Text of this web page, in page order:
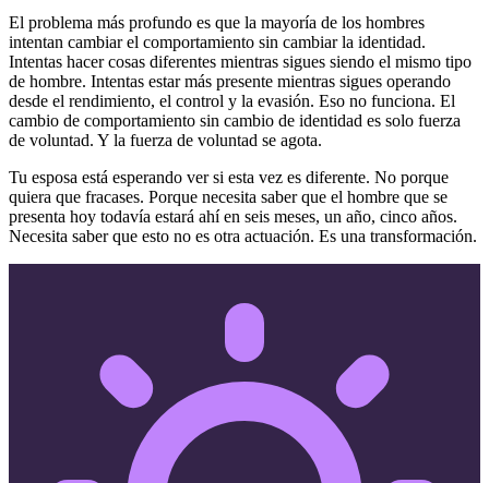
El problema más profundo es que la mayoría de los hombres
intentan cambiar el comportamiento sin cambiar la identidad.
Intentas hacer cosas diferentes mientras sigues siendo el mismo tipo
de hombre. Intentas estar más presente mientras sigues operando
desde el rendimiento, el control y la evasión. Eso no funciona. El
cambio de comportamiento sin cambio de identidad es solo fuerza
de voluntad. Y la fuerza de voluntad se agota.
Tu esposa está esperando ver si esta vez es diferente. No porque
quiera que fracases. Porque necesita saber que el hombre que se
presenta hoy todavía estará ahí en seis meses, un año, cinco años.
Necesita saber que esto no es otra actuación. Es una transformación.